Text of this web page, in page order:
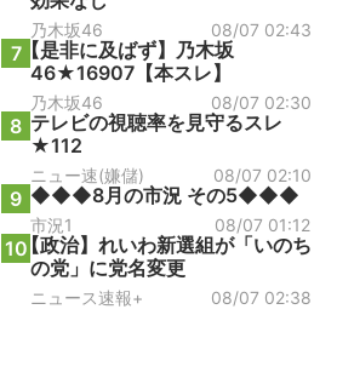
乃木坂46 08/07 02:43
7【是非に及ばず】乃木坂
46★16907【本スレ】
乃木坂46 08/07 02:30
8 テレビの視聴率を見守るスレ
★112
ニュー速(嫌儲) 08/07 02:10
9 ◆◆◆8月の市況 その5◆◆◆
市況1 08/07 01:12
10【政治】れいわ新選組が「いのち
の党」に党名変更
ニュース速報+ 08/07 02:38